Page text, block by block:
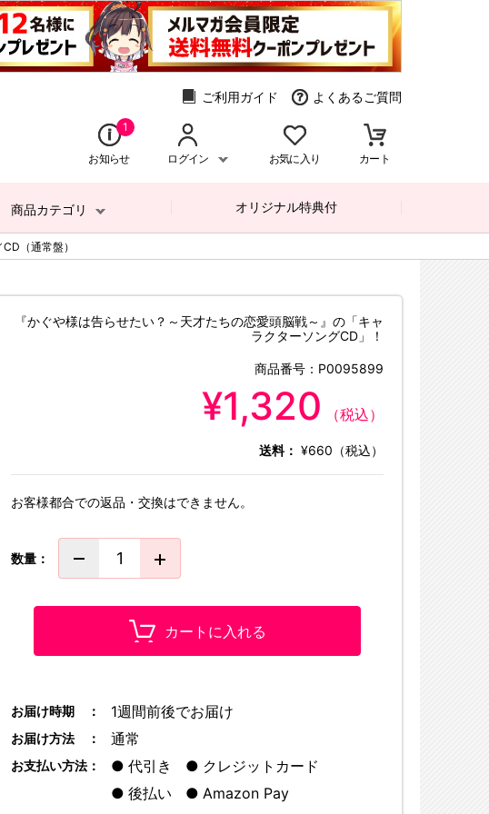
ご利用ガイド よくあるご質問
1
お知らせ ログイン お気に入り カート
商品カテゴリ オリジナル特典付
（通常盤）
『かぐや様は告らせたい？～天才たちの恋愛頭脳戦～』の「キャ
ラクターソングCD」！
商品番号： P0095899
¥1,320 （税込）
送料： ¥660（税込）
お客様都合での返品・交換はできません。
数量：
カートに入れる
お届け時期 ： 1週間前後でお届け
お届け方法 ： 通常
お支払い方法： 代引き
クレジットカード
後払い
Amazon Pay